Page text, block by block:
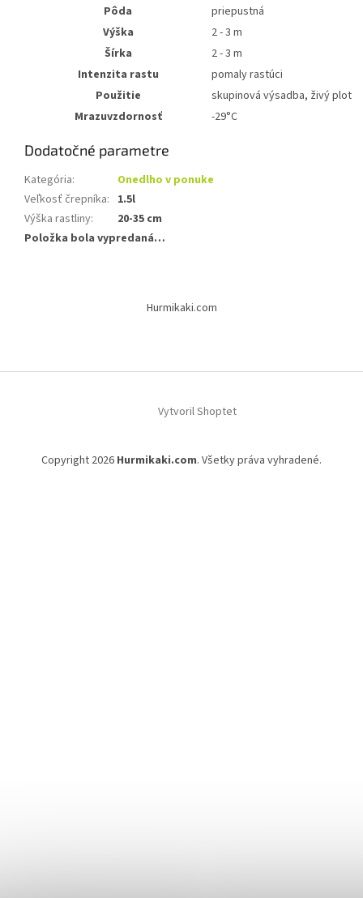
Pôda
priepustná
Výška
2 - 3 m
Šírka
2 - 3 m
Intenzita rastu
pomaly rastúci
Použitie
skupinová výsadba, živý plot
Mrazuvzdornosť
-29°C
Dodatočné parametre
Kategória:
Onedlho v ponuke
Veľkosť črepníka: 1.5l
Výška rastliny:
20-35 cm
Položka bola vypredaná…
i
Hurmikaki.com
Vytvoril Shoptet
Copyright 2026 Hurmikaki.com. Všetky práva vyhradené.